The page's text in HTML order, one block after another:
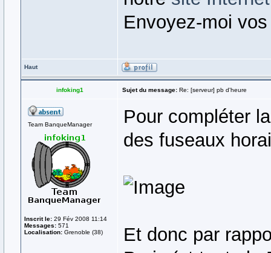
Envoyez-moi
Haut
infoking1 Sujet du message: Re: [serveur] pb d'heure
Team BanqueManager
Inscrit le: 29 Fév 2008 11:14
Messages: 571
Localisation: Grenoble (38)
Pour compléter
des fuseaux
Et donc par